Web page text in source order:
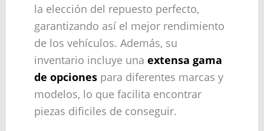
la elección del repuesto perfecto,
garantizando así el mejor rendimiento
de los vehículos. Además, su
inventario incluye una extensa gama
de opcionespara diferentes marcas y
modelos, lo que facilita encontrar
piezas dificiles de conseguir.